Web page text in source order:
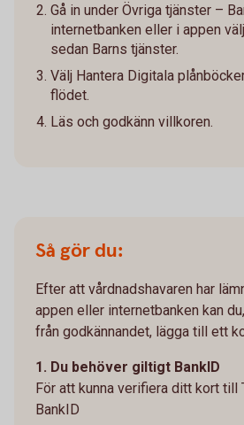
Gå in under Övriga tjänster –
internetbanken eller i appen
sedan Barns tjänster.
Välj Hantera Digitala
flödet.
Läs och godkänn villkoren.
Så gör du:
Efter att vårdnadshavaren har
appen eller internetbanken kan
från godkännandet, lägga till ett
1. Du behöver giltigt BankID
För att kunna verifiera ditt kort till
BankID